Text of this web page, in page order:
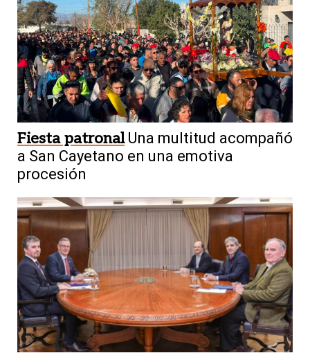
Fiesta patronal Una multitud acompañó
a San Cayetano en una emotiva
procesión